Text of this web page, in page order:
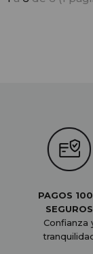
PAGOS
SEGUROS
Confianza